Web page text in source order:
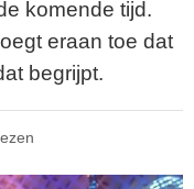
komende tijd.
eraan toe dat
begrijpt.